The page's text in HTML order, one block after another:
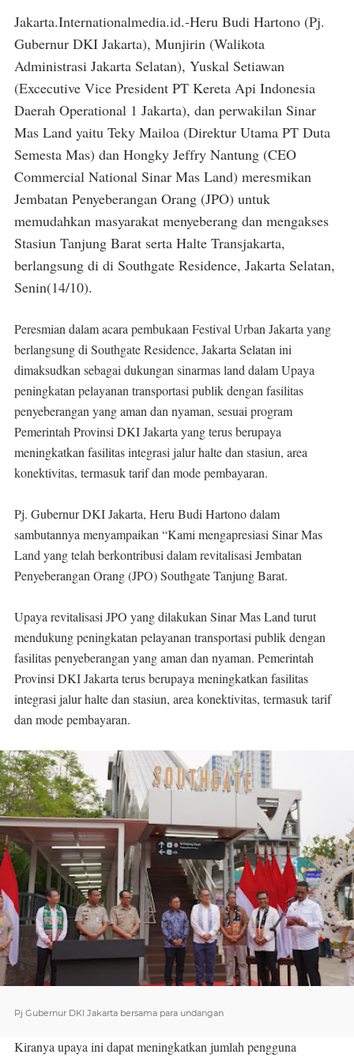
Jakarta.Internationalmedia.id.-Heru Budi Hartono (Pj.
Gubernur DKI Jakarta), Munjirin (Walikota
Administrasi Jakarta Selatan), Yuskal Setiawan
(Excecutive Vice President PT Kereta Api Indonesia
Daerah Operational 1 Jakarta), dan perwakilan Sinar
Mas Land yaitu Teky Mailoa (Direktur Utama PT Duta
Semesta Mas) dan Hongky Jeffry Nantung (CEO
Commercial National Sinar Mas Land) meresmikan
Jembatan Penyeberangan Orang (JPO) untuk
memudahkan masyarakat menyeberang dan mengakses
Stasiun Tanjung Barat serta Halte Transjakarta,
berlangsung di di Southgate Residence, Jakarta Selatan,
Senin(14/10).
Peresmian dalam acara pembukaan Festival Urban Jakarta yang
berlangsung di Southgate Residence, Jakarta Selatan ini
dimaksudkan sebagai dukungan sinarmas land dalam Upaya
peningkatan pelayanan transportasi publik dengan fasilitas
penyeberangan yang aman dan nyaman, sesuai program
Pemerintah Provinsi DKI Jakarta yang terus berupaya
meningkatkan fasilitas integrasi jalur halte dan stasiun, area
konektivitas, termasuk tarif dan mode pembayaran.
Pj. Gubernur DKI Jakarta, Heru Budi Hartono dalam
sambutannya menyampaikan “Kami mengapresiasi Sinar Mas
Land yang telah berkontribusi dalam revitalisasi Jembatan
Penyeberangan Orang (JPO) Southgate Tanjung Barat.
Upaya revitalisasi JPO yang dilakukan Sinar Mas Land turut
mendukung peningkatan pelayanan transportasi publik dengan
fasilitas penyeberangan yang aman dan nyaman. Pemerintah
Provinsi DKI Jakarta terus berupaya meningkatkan fasilitas
integrasi jalur halte dan stasiun, area konektivitas, termasuk tarif
dan mode pembayaran.
Pj Gubernur DKI Jakarta bersama para undangan
Kiranya upaya ini dapat meningkatkan jumlah pengguna